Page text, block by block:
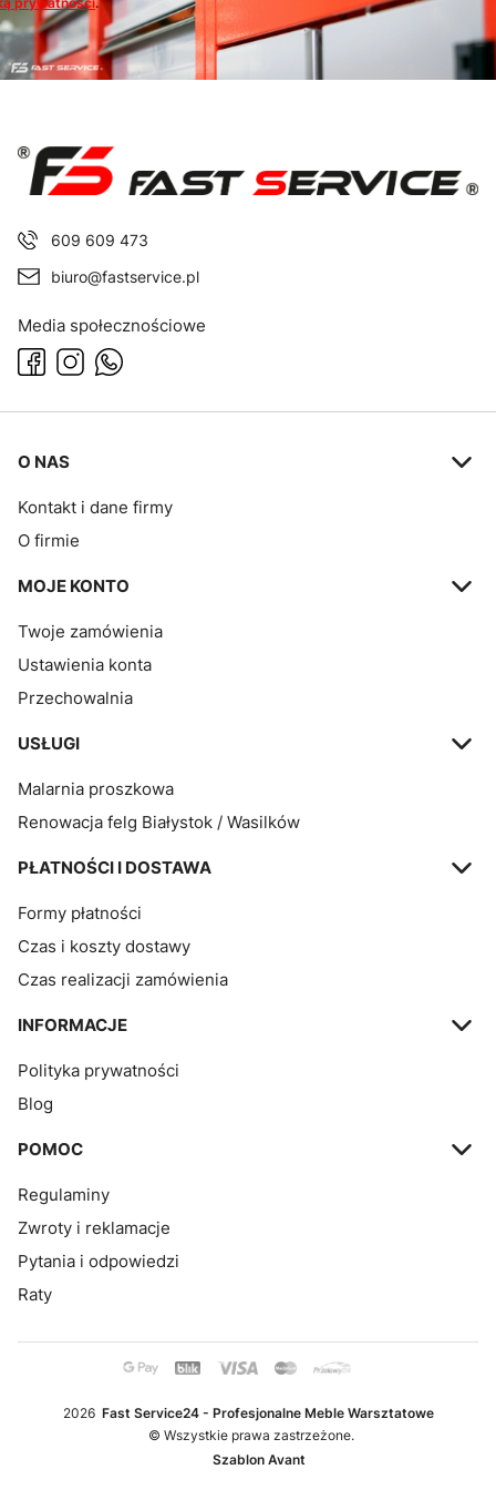
609 609 473
biuro@fastservice.pl
Media społecznościowe
Linki w stopce
O NAS
Kontakt i dane firmy
O firmie
MOJE KONTO
Twoje zamówienia
Ustawienia konta
Przechowalnia
USŁUGI
Malarnia proszkowa
Renowacja felg Białystok / Wasilków
PŁATNOŚCI I DOSTAWA
Formy płatności
Czas i koszty dostawy
Czas realizacji zamówienia
INFORMACJE
Polityka prywatności
Blog
POMOC
Regulaminy
Zwroty i reklamacje
Pytania i odpowiedzi
Raty
2026 Fast Service24 - Profesjonalne Meble Warsztatowe
© Wszystkie prawa zastrzeżone.
Szablon Avant